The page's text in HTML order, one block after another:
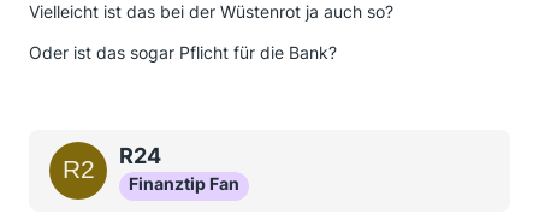
Vielleicht ist das bei der Wüstenrot ja auch so?
Oder ist das sogar Pflicht für die Bank?
R24
Finanztip Fan